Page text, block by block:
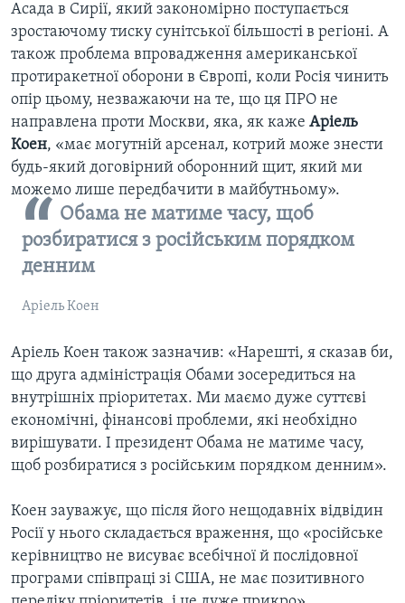
Асада в Сирії, який закономірно поступається
зростаючому тиску сунітської більшості в регіоні. А
також проблема впровадження американської
протиракетної оборони в Європі, коли Росія чинить
опір цьому, незважаючи на те, що ця ПРО не
направлена проти Москви, яка, як каже Аріель
Коен, «має могутній арсенал, котрий може знести
будь-який договірний оборонний щит, який ми
можемо лише передбачити в майбутньому».
Обама не матиме часу, щоб
розбиратися з російським порядком
денним
Аріель Коен
Аріель Коен також зазначив: «Нарешті, я сказав би,
що друга адміністрація Обами зосередиться на
внутрішніх пріоритетах. Ми маємо дуже суттєві
економічні, фінансові проблеми, які необхідно
вирішувати. І президент Обама не матиме часу,
щоб розбиратися з російським порядком денним».
Коен зауважує, що після його нещодавніх відвідин
Росії у нього складається враження, що «російське
керівництво не висуває всебічної й послідовної
програми співпраці зі США, не має позитивного